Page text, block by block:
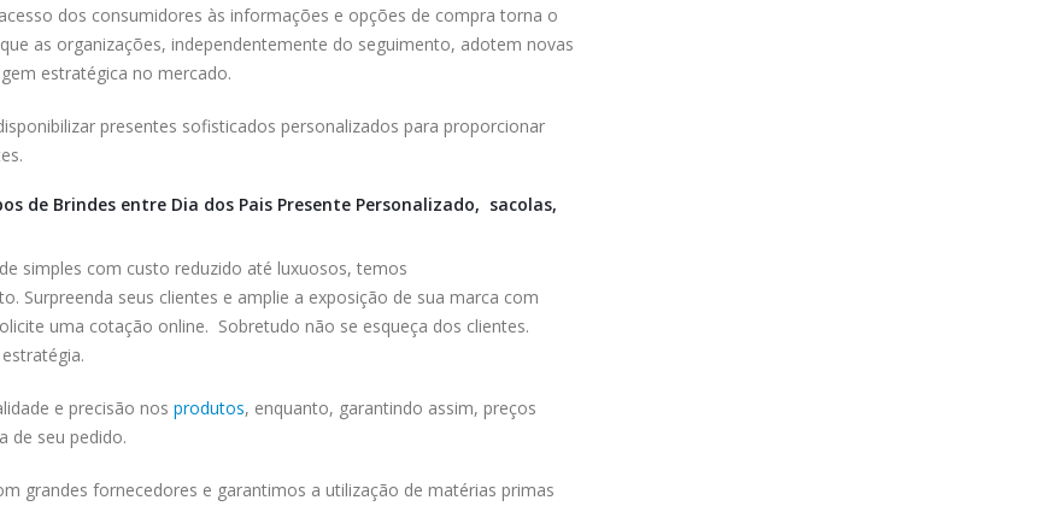
dos consumidores às informações e opções de compra torna o
as organizações, independentemente do seguimento, adotem novas
estratégica no mercado.
presentes sofisticados personalizados para proporcionar
de Brindes entre Dia dos Pais Presente Personalizado, sacolas,
simples com custo reduzido até luxuosos, temos
Surpreenda seus clientes e amplie a exposição de sua marca com
uma cotação online. Sobretudo não se esqueça dos clientes.
e precisão nos produtos, enquanto, garantindo assim, preços
de seu pedido.
grandes fornecedores e garantimos a utilização de matérias primas